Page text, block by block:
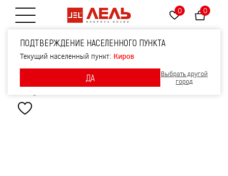
Открытие меню 0 0
ПОДТВЕРЖДЕНИЕ НАСЕЛЕННОГО ПУНКТА
Текущий населенный пункт: Киров
ДА
Выбрать другой
город
Туфли летние открытые,
артикул 2348, цвет
св.розовый